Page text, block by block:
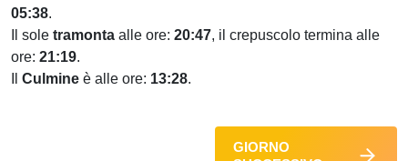
05:38.
Il sole tramonta alle ore: 20:47, il crepuscolo termina alle
ore: 21:19.
Culmine è alle ore: 13:28.
GIORNO